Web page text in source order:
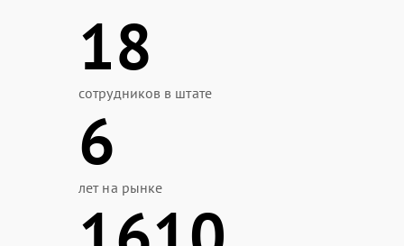
18
сотрудников в штате
6
лет на рынке